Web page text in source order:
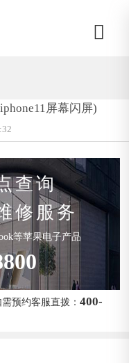
屏幕闪屏)
查询
修服务
等苹果电子产品
预约客服直拨：400-